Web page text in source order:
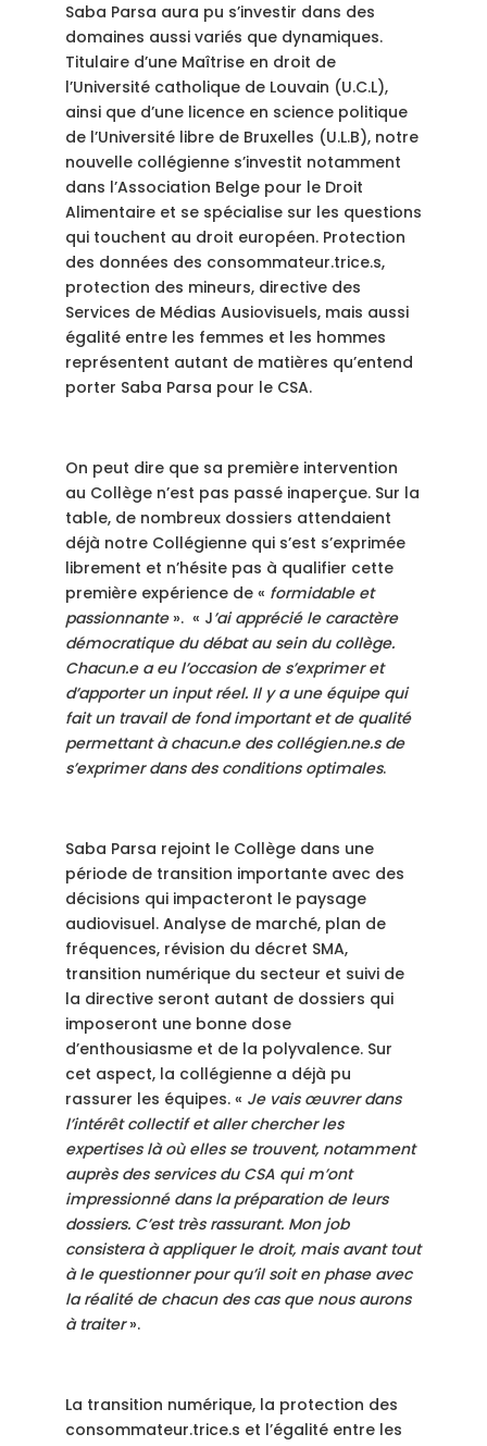
Saba Parsa aura pu s’investir dans des
domaines aussi variés que dynamiques.
Titulaire d’une Maîtrise en droit de
l’Université catholique de Louvain (U.C.L),
ainsi que d’une licence en science politique
de l’Université libre de Bruxelles (U.L.B), notre
nouvelle collégienne s’investit notamment
dans l’Association Belge pour le Droit
Alimentaire et se spécialise sur les questions
qui touchent au droit européen. Protection
des données des consommateur.trice.s,
protection des mineurs, directive des
Services de Médias Ausiovisuels, mais aussi
égalité entre les femmes et les hommes
représentent autant de matières qu’entend
porter Saba Parsa pour le CSA.
On peut dire que sa première intervention
au Collège n’est pas passé inaperçue. Sur la
table, de nombreux dossiers attendaient
déjà notre Collégienne qui s’est s’exprimée
librement et n’hésite pas à qualifier cette
première expérience de « formidable et
passionnante». « J’ai apprécié le caractère
démocratique du débat au sein du collège.
Chacun.e a eu l’occasion de s’exprimer et
d’apporter un input réel. Il y a une équipe qui
fait un travail de fond important et de qualité
permettant à chacun.e des collégien.ne.s de
s’exprimer dans des conditions optimales.
Saba Parsa rejoint le Collège dans une
période de transition importante avec des
décisions qui impacteront le paysage
audiovisuel. Analyse de marché, plan de
fréquences, révision du décret SMA,
transition numérique du secteur et suivi de
la directive seront autant de dossiers qui
imposeront une bonne dose
d’enthousiasme et de la polyvalence. Sur
cet aspect, la collégienne a déjà pu
rassurer les équipes. « Je vais œuvrer dans
l’intérêt collectif et aller chercher les
expertises là où elles se trouvent, notamment
auprès des services du CSA qui m’ont
impressionné dans la préparation de leurs
dossiers. C’est très rassurant. Mon job
consistera à appliquer le droit, mais avant tout
à le questionner pour qu’il soit en phase avec
la réalité de chacun des cas que nous aurons
à traiter».
La transition numérique, la protection des
consommateur.trice.s et l’égalité entre les